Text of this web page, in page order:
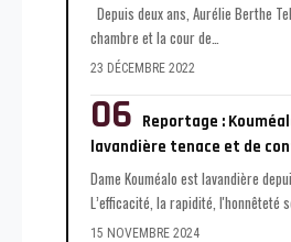
Depuis deux ans, Aurélie Berthe
chambre et la cour de
23 DÉCEMBRE 2022
Reportage :
lavandière tenace et de
Dame Kouméalo est lavandière
L’efficacité, la rapidité, l'honnêteté
15 NOVEMBRE 2024